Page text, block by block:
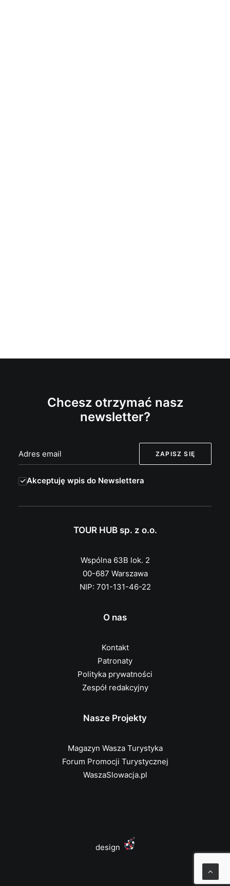
Chcesz otrzymać nasz
newsletter?
Akceptuję wpis do Newslettera
TOUR HUB sp. z o.o.
Wspólna 63B lok. 2
00-687 Warszawa
NIP: 701-131-46-22
O nas
Kontakt
Patronaty
Polityka prywatności
Zespół redakcyjny
Nasze Projekty
Magazyn Wasza Turystyka
Forum Promocji Turystycznej
WaszaSlowacja.pl
design